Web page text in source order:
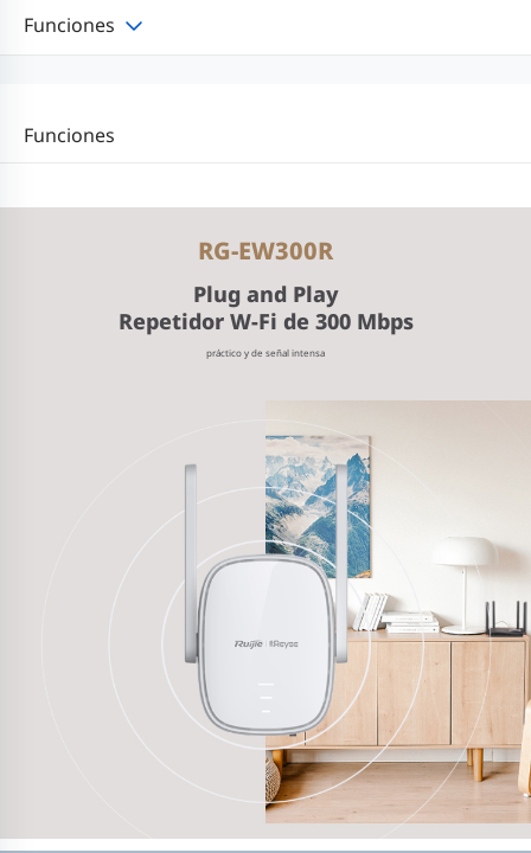
Funciones
Funciones
RG-EW300R
Plug and Play
Repetidor W-Fi de 300 Mbps
práctico y de señal intensa